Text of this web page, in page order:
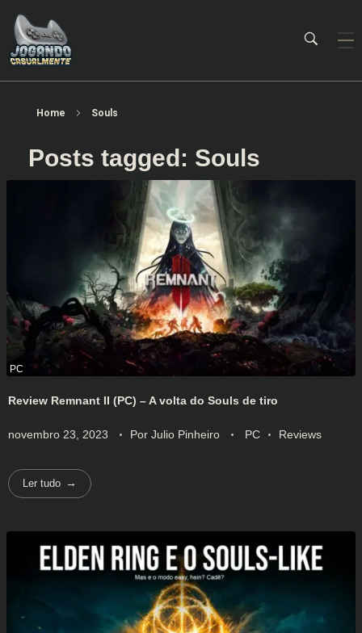
Home Souls
Posts tagged: Souls
Review Remnant II (PC) – A volta do Souls de tiro
novembro 23, 2023 Por Julio Pinheiro PC Reviews
Ler tudo